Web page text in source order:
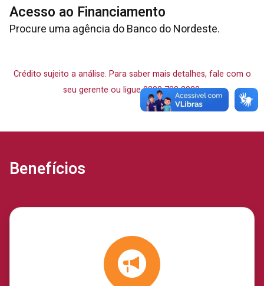
Acesso ao Financiamento
Procure uma agência do Banco do Nordeste.
Crédito sujeito a análise. Para saber mais detalhes, fale com o
seu gerente ou ligue 0800 728 3030.
Benefícios